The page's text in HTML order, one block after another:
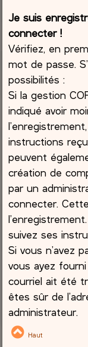
Je suis
connecter !
Vérifiez, en
mot de passe.
possibilités :
Si la gestion
indiqué avoir
instructions
peuvent
création de
par un
connecter.
suivez ses
Si vous n’avez
vous ayez
courriel ait été
êtes sûr de
administrateur.
Haut